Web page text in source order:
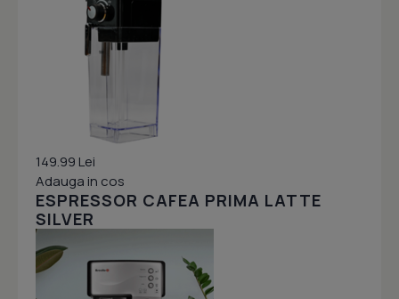
149.99 Lei
Adauga in cos
ESPRESSOR CAFEA PRIMA LATTE
SILVER